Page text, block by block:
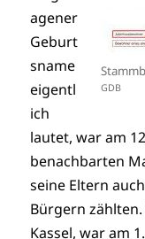
GDB
agener
Geburt
sname
eigentl
ich
lautet, war am
benachbarten
seine Eltern
Bürgern
Kassel, war am